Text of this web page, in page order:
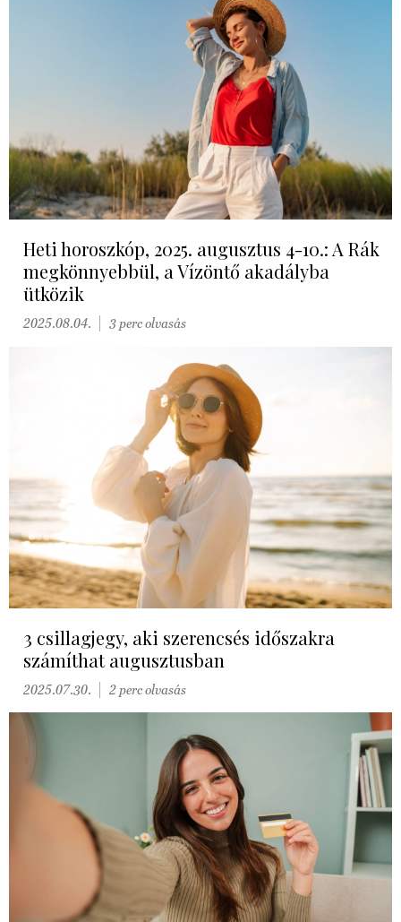
Heti horoszkóp, 2025. augusztus 4-10.: A Rák
megkönnyebbül, a Vízöntő akadályba
ütközik
2025.08.04. 3 perc olvasás
3 csillagjegy, aki szerencsés időszakra
számíthat augusztusban
2025.07.30. 2 perc olvasás